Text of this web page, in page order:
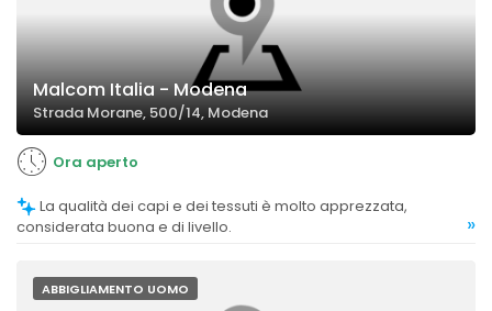
Malcom Italia - Modena
Strada Morane, 500/14, Modena
Ora aperto
considerata buona e di livello.
»
ABBIGLIAMENTO UOMO